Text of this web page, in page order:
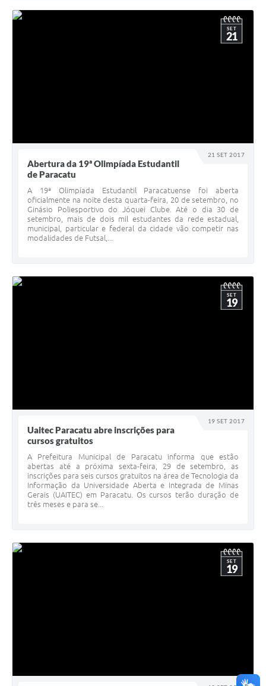
21 SET 2017
SET
21
Abertura da 19ª Olimpíada Estudantil
de Paracatu
A 19ª Olimpíada Estudantil Paracatuense foi aberta
oficialmente na noite desta quarta-feira, 20 de setembro, no
Ginásio Poliesportivo do Jóquei Clube. Até o dia 30 de
setembro, mais de dois mil estudantes da rede estadual,
municipal, particular e federal da cidade vão competir nas
modalidades de Futsal,...
19 SET 2017
SET
19
Uaitec Paracatu abre inscrições para
cursos gratuitos
A Prefeitura Municipal de Paracatu informa que estão
abertas até a próxima sexta-feira, 29 de setembro, as
inscrições para seis cursos gratuitos na área de Tecnologia da
Informação da Universidade Aberta e Integrada de Minas
Gerais (UAITEC) em Paracatu. Os cursos terão duração de
três meses e para se...
SET
19